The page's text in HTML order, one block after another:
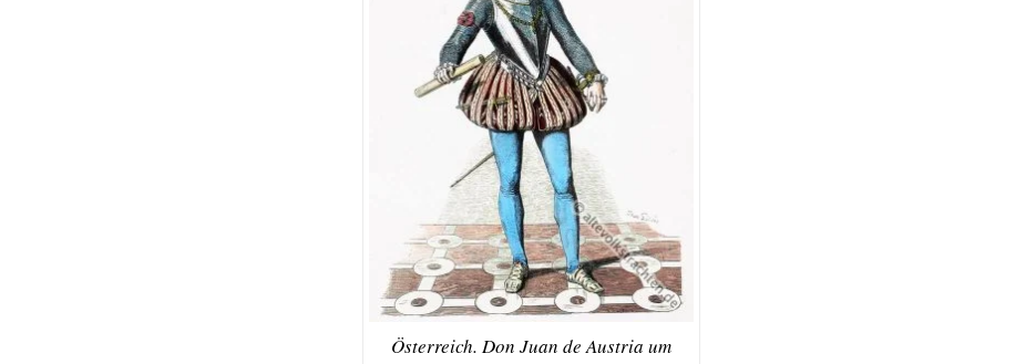
Österreich. Don Juan de Austria um